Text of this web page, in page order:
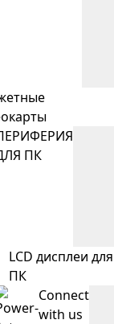
ПК
LCD дисплеи для
ПК
Connect
with us